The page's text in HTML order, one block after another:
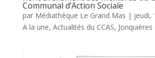
Communal d’Action Sociale
par Médiathèque Le Grand Mas | jeudi,
A la une, Actualités du CCAS,